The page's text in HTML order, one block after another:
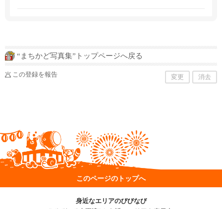
“まちかど写真集”トップページへ戻る
この登録を報告 変更 消去
このページのトップへ
身近なエリアのびびなび